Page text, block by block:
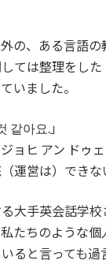
の、ある言語
ては整理をした
いました。
같아요.」
ョヒ アン ドゥ
運営は）できな
大手英会話学校
たちのような個
ると言っても過